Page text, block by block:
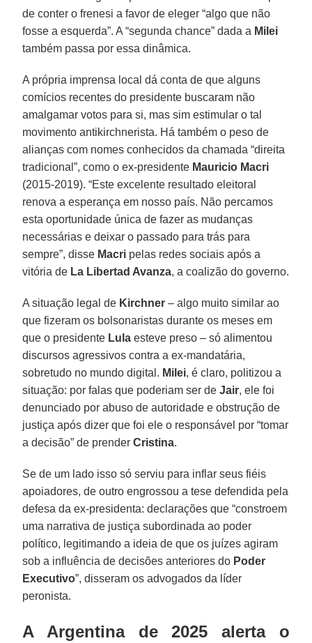
de conter o frenesi a favor de eleger “algo que não
fosse a esquerda”. A “segunda chance” dada a Milei
também passa por essa dinâmica.
A própria imprensa local dá conta de que alguns
comícios recentes do presidente buscaram não
amalgamar votos para si, mas sim estimular o tal
movimento antikirchnerista. Há também o peso de
alianças com nomes conhecidos da chamada “direita
tradicional”, como o ex-presidente Mauricio Macri
(2015-2019). “Este excelente resultado eleitoral
renova a esperança em nosso país. Não percamos
esta oportunidade única de fazer as mudanças
necessárias e deixar o passado para trás para
sempre”, disse Macri pelas redes sociais após a
vitória de La Libertad Avanza, a coalizão do governo.
A situação legal de Kirchner – algo muito similar ao
que fizeram os bolsonaristas durante os meses em
que o presidente Lula esteve preso – só alimentou
discursos agressivos contra a ex-mandatária,
sobretudo no mundo digital. Milei, é claro, politizou a
situação: por falas que poderiam ser deJair, ele foi
denunciado por abuso de autoridade e obstrução de
justiça após dizer que foi ele o responsável por “tomar
a decisão” de prenderCristina.
Se de um lado isso só serviu para inflar seus fiéis
apoiadores, de outro engrossou a tese defendida pela
defesa da ex-presidenta: declarações que “constroem
uma narrativa de justiça subordinada ao poder
político, legitimando a ideia de que os juízes agiram
sob a influência de decisões anteriores do Poder
Executivo”, disseram os advogados da líder
peronista.
A Argentina de 2025 alerta o